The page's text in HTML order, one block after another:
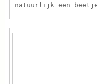
natuurlijk een